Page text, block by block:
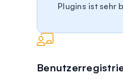
Plugins ist sehr